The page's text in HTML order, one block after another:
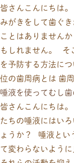
皆さんこんにちは
みがきをして歯ぐ
ことはありません
もしれません。 そ
を予防する方法に
位の歯周病とは 歯
唾液を使ってむし
皆さんこんにちは
たちの唾液にはい
ょうか？ 唾液とい
て変わらないよう